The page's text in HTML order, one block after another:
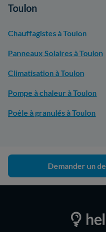
Toulon
Chauffagistes à Toulon
Panneaux Solaires à Toulon
Climatisation à Toulon
Pompe à chaleur à Toulon
Poêle à granulés à Toulon
Demander un